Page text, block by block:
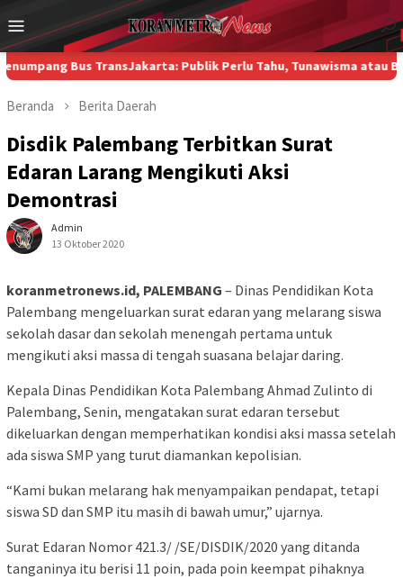
ke
konten
Menu
Mobile
TransJakarta: Publik Perlu Tahu, Tunawisma atau Bukan?
Beranda Berita Daerah
Disdik Palembang Terbitkan Surat
Edaran Larang Mengikuti Aksi
Demontrasi
Admin
13 Oktober 2020
koranmetronews.id, PALEMBANG – Dinas Pendidikan Kota
Palembang mengeluarkan surat edaran yang melarang siswa
sekolah dasar dan sekolah menengah pertama untuk
mengikuti aksi massa di tengah suasana belajar daring.
Kepala Dinas Pendidikan Kota Palembang Ahmad Zulinto di
Palembang, Senin, mengatakan surat edaran tersebut
dikeluarkan dengan memperhatikan kondisi aksi massa setelah
ada siswa SMP yang turut diamankan kepolisian.
“Kami bukan melarang hak menyampaikan pendapat, tetapi
siswa SD dan SMP itu masih di bawah umur,” ujarnya.
Surat Edaran Nomor 421.3/ /SE/DISDIK/2020 yang ditanda
tanganinya itu berisi 11 poin, pada poin keempat pihaknya